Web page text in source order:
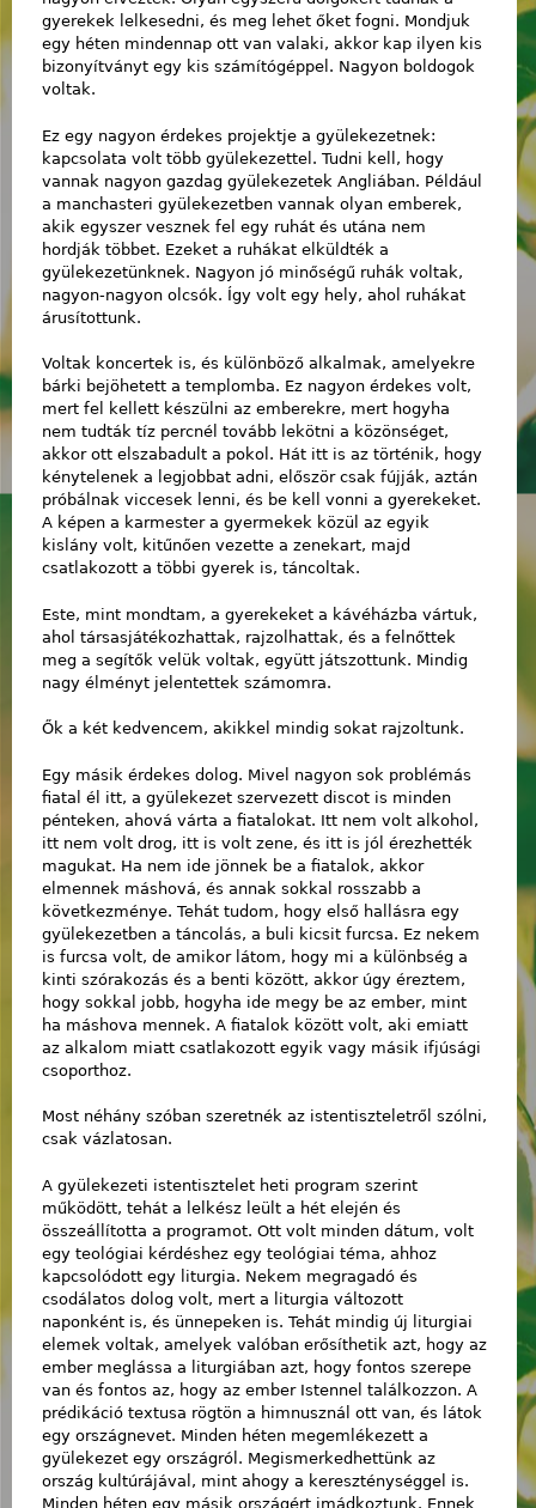
gyerekek lelkesedni, és meg lehet őket fogni. Mondjuk
egy héten mindennap ott van valaki, akkor kap ilyen kis
bizonyítványt egy kis számítógéppel. Nagyon boldogok
voltak.
Ez egy nagyon érdekes projektje a gyülekezetnek:
kapcsolata volt több gyülekezettel. Tudni kell, hogy
vannak nagyon gazdag gyülekezetek Angliában. Például
a manchasteri gyülekezetben vannak olyan emberek,
akik egyszer vesznek fel egy ruhát és utána nem
hordják többet. Ezeket a ruhákat elküldték a
gyülekezetünknek. Nagyon jó minőségű ruhák voltak,
nagyon-nagyon olcsók. Így volt egy hely, ahol ruhákat
árusítottunk.
Voltak koncertek is, és különböző alkalmak, amelyekre
bárki bejöhetett a templomba. Ez nagyon érdekes volt,
mert fel kellett készülni az emberekre, mert hogyha
nem tudták tíz percnél tovább lekötni a közönséget,
akkor ott elszabadult a pokol. Hát itt is az történik, hogy
kénytelenek a legjobbat adni, először csak fújják, aztán
próbálnak viccesek lenni, és be kell vonni a gyerekeket.
A képen a karmester a gyermekek közül az egyik
kislány volt, kitűnően vezette a zenekart, majd
csatlakozott a többi gyerek is, táncoltak.
Este, mint mondtam, a gyerekeket a kávéházba vártuk,
ahol társasjátékozhattak, rajzolhattak, és a felnőttek
meg a segítők velük voltak, együtt játszottunk. Mindig
nagy élményt jelentettek számomra.
Ők a két kedvencem, akikkel mindig sokat rajzoltunk.
Egy másik érdekes dolog. Mivel nagyon sok problémás
fiatal él itt, a gyülekezet szervezett discot is minden
pénteken, ahová várta a fiatalokat. Itt nem volt alkohol,
itt nem volt drog, itt is volt zene, és itt is jól érezhették
magukat. Ha nem ide jönnek be a fiatalok, akkor
elmennek máshová, és annak sokkal rosszabb a
következménye. Tehát tudom, hogy első hallásra egy
gyülekezetben a táncolás, a buli kicsit furcsa. Ez nekem
is furcsa volt, de amikor látom, hogy mi a különbség a
kinti szórakozás és a benti között, akkor úgy éreztem,
hogy sokkal jobb, hogyha ide megy be az ember, mint
ha máshova mennek. A fiatalok között volt, aki emiatt
az alkalom miatt csatlakozott egyik vagy másik ifjúsági
csoporthoz.
Most néhány szóban szeretnék az istentiszteletről szólni,
csak vázlatosan.
A gyülekezeti istentisztelet heti program szerint
működött, tehát a lelkész leült a hét elején és
összeállította a programot. Ott volt minden dátum, volt
egy teológiai kérdéshez egy teológiai téma, ahhoz
kapcsolódott egy liturgia. Nekem megragadó és
csodálatos dolog volt, mert a liturgia változott
naponként is, és ünnepeken is. Tehát mindig új liturgiai
elemek voltak, amelyek valóban erősíthetik azt, hogy az
ember meglássa a liturgiában azt, hogy fontos szerepe
van és fontos az, hogy az ember Istennel találkozzon. A
prédikáció textusa rögtön a himnusznál ott van, és látok
egy országnevet. Minden héten megemlékezett a
gyülekezet egy országról. Megismerkedhettünk az
ország kultúrájával, mint ahogy a kereszténységgel is.
Minden héten egy másik országért imádkoztunk. Ennek